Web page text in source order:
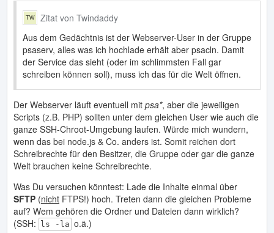
Zitat von Twindaddy
Aus dem Gedächtnis ist der Webserver-User in der Gruppe
psaserv, alles was ich hochlade erhält aber psacln. Damit
der Service das sieht (oder im schlimmsten Fall gar
schreiben können soll), muss ich das für die Welt öffnen.
Der Webserver läuft eventuell mit psa*, aber die jeweiligen
Scripts (z.B. PHP) sollten unter dem gleichen User wie auch die
ganze SSH-Chroot-Umgebung laufen. Würde mich wundern,
wenn das bei node.js & Co. anders ist. Somit reichen dort
Schreibrechte für den Besitzer, die Gruppe oder gar die ganze
Welt brauchen keine Schreibrechte.
Was Du versuchen könntest: Lade die Inhalte einmal über
SFTP (nicht FTPS!) hoch. Treten dann die gleichen Probleme
auf? Wem gehören die Ordner und Dateien dann wirklich?
(SSH:
ls -la o.ä.)